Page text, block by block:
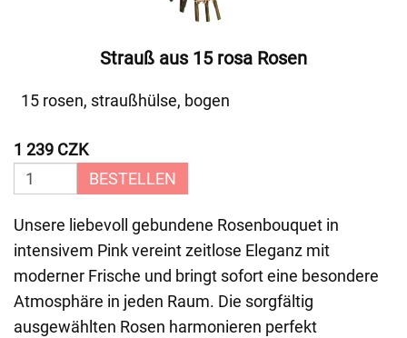
Strauß aus 15 rosa Rosen
15 rosen, straußhülse, bogen
1 239 CZK
BESTELLEN
Unsere liebevoll gebundene Rosenbouquet in
intensivem Pink vereint zeitlose Eleganz mit
moderner Frische und bringt sofort eine besondere
Atmosphäre in jeden Raum. Die sorgfältig
ausgewählten Rosen harmonieren perfekt